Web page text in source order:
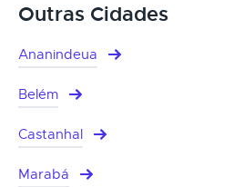
Outras Cidades
Ananindeua
Belém
Castanhal
Marabá